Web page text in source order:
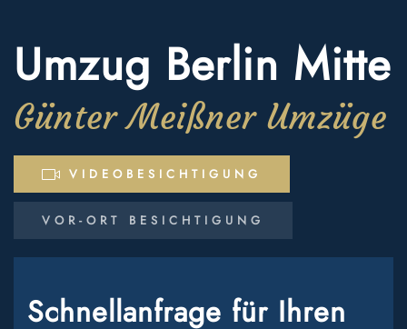
Umzug Berlin Mitte
Günter Meißner Umzüge
VIDEOBESICHTIGUNG
VOR-ORT BESICHTIGUNG
Schnellanfrage für Ihren